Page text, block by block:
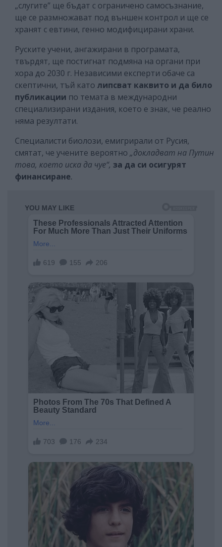
„слугите” ще бъдат с ограничено самосъзнание,
ще се размножават под външен контрол и ще се
хранят с евтини, генно модифицирани храни.
Руските учени, ангажирани в програмата,
твърдят, ще постигнат подмяна на органи при
хора до 2030 г. Независими експерти обаче са
скептични, тъй като липсват каквито и да било
публикации по темата в международни
специализирани издания, което е знак, че реално
няма резултати.
Специалисти биолози, емигрирали от Русия,
смятат, че учените вероятно „докладват на Путин
това, което иска да чуе“, за да си осигурят
финансиране.